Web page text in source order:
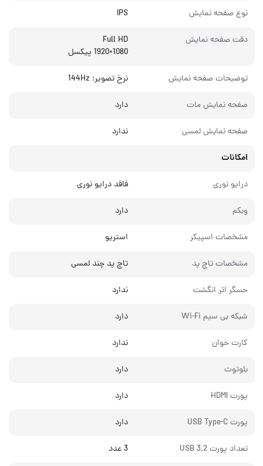
نوع صفحه نمایش IPS
دقت صفحه نمایش
Full HD
1080×1920 پیکسل
توضیحات صفحه نمایش نرخ تصویر: 144Hz
صفحه نمایش مات دارد
صفحه نمایش لمسی ندارد
امکانات
درایو نوری فاقد درایو نوری
وبکم دارد
مشخصات اسپیکر استریو
مشخصات تاچ پد تاچ پد چند لمسی
حسگر اثر انگشت ندارد
شبکه بی سیم Wi-Fi دارد
کارت خوان ندارد
بلوتوث دارد
پورت HDMI دارد
پورت USB Type-C دارد
تعداد پورت USB 3.2 3 عدد